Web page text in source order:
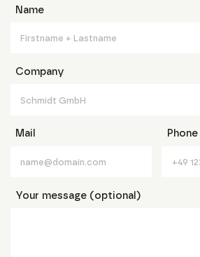
Name
Company
Mail Phone
Your message (optional)